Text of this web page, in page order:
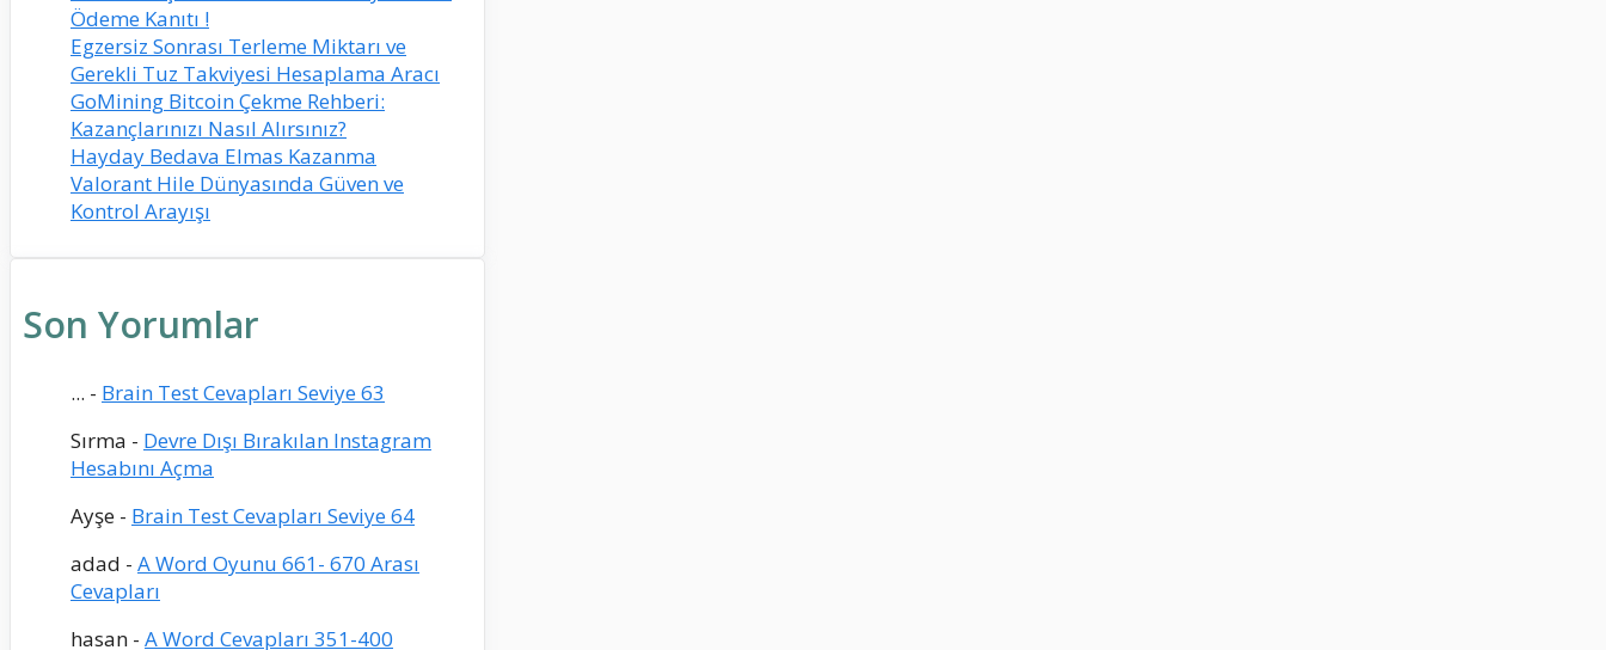
Ödeme Kanıtı !
Egzersiz Sonrası Terleme Miktarı ve
Gerekli Tuz Takviyesi Hesaplama Aracı
GoMining Bitcoin Çekme Rehberi:
Kazançlarınızı Nasıl Alırsınız?
Hayday Bedava Elmas Kazanma
Valorant Hile Dünyasında Güven ve
Kontrol Arayışı
Son Yorumlar
... - Brain Test Cevapları Seviye 63
Sırma - Devre Dışı Bırakılan Instagram
Hesabını Açma
Ayşe - Brain Test Cevapları Seviye 64
adad - A Word Oyunu 661- 670 Arası
Cevapları
hasan - A Word Cevapları 351-400